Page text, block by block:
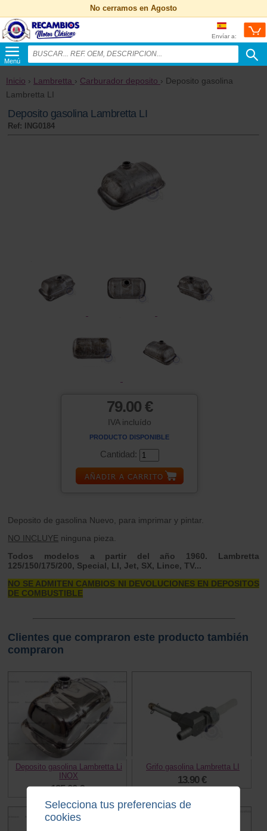
No cerramos en Agosto
Envíar a:
Menú
Inicio › Lambretta › Carburador deposito › Deposito gasolina
Lambretta LI
Deposito gasolina Lambretta LI
Ref: ING0184
79.00 €
IVA incluído
PRODUCTO DISPONIBLE
Cantidad:
Deposito de gasolina Nuevo, para imprimar y pintar.
NO INCLUYE ninguna pieza.
Todos modelos a partir del año 1960. Lambretta
125/150/175/200, Special, LI, Jet, SX, Lince, TV...
NO SE ADMITEN CAMBIOS NI DEVOLUCIONES EN DEPOSITOS
DE COMBUSTIBLE
Clientes que compraron este producto también
compraron
Deposito gasolina Lambretta Li
INOX
125.00 €
Grifo gasolina Lambretta LI
13.90 €
Selecciona tus preferencias de
cookies